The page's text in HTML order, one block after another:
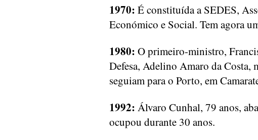
1970: É constituída a SEDES,
Económico e Social. Tem agora
1980: O primeiro-ministro,
Defesa, Adelino Amaro da Costa,
seguiam para o Porto, em
1992: Álvaro Cunhal, 79 anos,
ocupou durante 30 anos.